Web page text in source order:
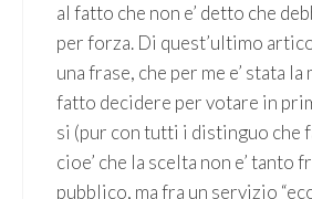
al fatto che non e’ detto che
per forza. Di quest’ultimo
una frase, che per me e’ stata la
fatto decidere per votare in
si (pur con tutti i distinguo che
cioe’ che la scelta non e’ tanto
pubblico, ma fra un servizio